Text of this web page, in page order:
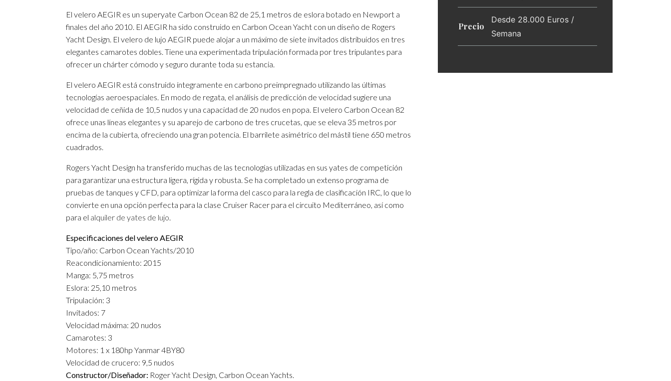
El velero AEGIR es un superyate Carbon Ocean 82 de 25,1 metros de eslora botado en Newport a
finales del año 2010. El AEGIR ha sido construido en Carbon Ocean Yacht con un diseño de Rogers
Yacht Design. El velero de lujo AEGIR puede alojar a un máximo de siete invitados distribuidos en tres
elegantes camarotes dobles. Tiene una experimentada tripulación formada por tres tripulantes para
ofrecer un chárter cómodo y seguro durante toda su estancia.
El velero AEGIR está construido íntegramente en carbono preimpregnado utilizando las últimas
tecnologías aeroespaciales. En modo de regata, el análisis de predicción de velocidad sugiere una
velocidad de ceñida de 10,5 nudos y una capacidad de 20 nudos en popa. El velero Carbon Ocean 82
ofrece unas líneas elegantes y su aparejo de carbono de tres crucetas, que se eleva 35 metros por
encima de la cubierta, ofreciendo una gran potencia. El barrilete asimétrico del mástil tiene 650 metros
cuadrados.
Rogers Yacht Design ha transferido muchas de las tecnologías utilizadas en sus yates de competición
para garantizar una estructura ligera, rígida y robusta. Se ha completado un extenso programa de
pruebas de tanques y CFD, para optimizar la forma del casco para la regla de clasificación IRC, lo que lo
convierte en una opción perfecta para la clase Cruiser Racer para el circuito Mediterráneo, así como
para el alquiler de yates de lujo.
Especificaciones del velero AEGIR
Tipo/año: Carbon Ocean Yachts/2010
Reacondicionamiento: 2015
Manga: 5,75 metros
Eslora: 25,10 metros
Tripulación: 3
Invitados: 7
Velocidad máxima: 20 nudos
Camarotes: 3
Motores: 1 x 180hp Yanmar 4BY80
Velocidad de crucero: 9,5 nudos
Constructor/Diseñador: Roger Yacht Design, Carbon Ocean Yachts.
Precio
Desde 28.000 Euros /
Semana